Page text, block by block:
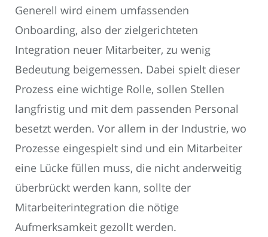
Generell wird einem umfassenden
Onboarding, also der zielgerichteten
Integration neuer Mitarbeiter, zu wenig
Bedeutung beigemessen. Dabei spielt dieser
Prozess eine wichtige Rolle, sollen Stellen
langfristig und mit dem passenden Personal
besetzt werden. Vor allem in der Industrie, wo
Prozesse eingespielt sind und ein Mitarbeiter
eine Lücke füllen muss, die nicht anderweitig
überbrückt werden kann, sollte der
Mitarbeiterintegration die nötige
Aufmerksamkeit gezollt werden.